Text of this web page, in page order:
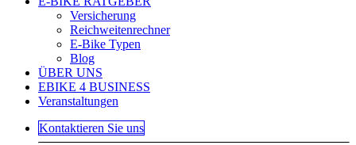
Versicherung
Reichweitenrechner
E-Bike Typen
Blog
ÜBER UNS
EBIKE 4 BUSINESS
Veranstaltungen
Kontaktieren Sie uns